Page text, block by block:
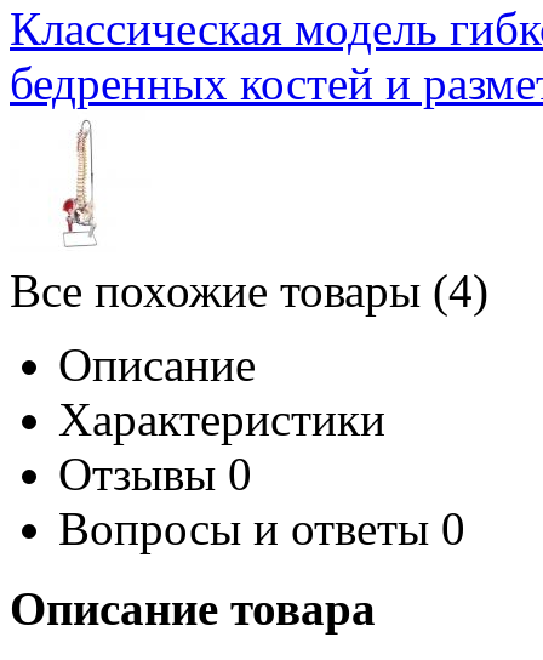
Классическая модель
бедренных костей и
Все похожие товары (4)
Описание
Характеристики
Отзывы 0
Вопросы и ответы 0
Описание товара